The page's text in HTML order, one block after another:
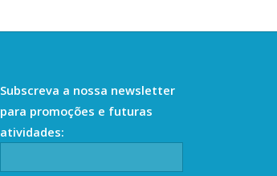
Subscreva a nossa newsletter
para promoções e futuras
atividades: